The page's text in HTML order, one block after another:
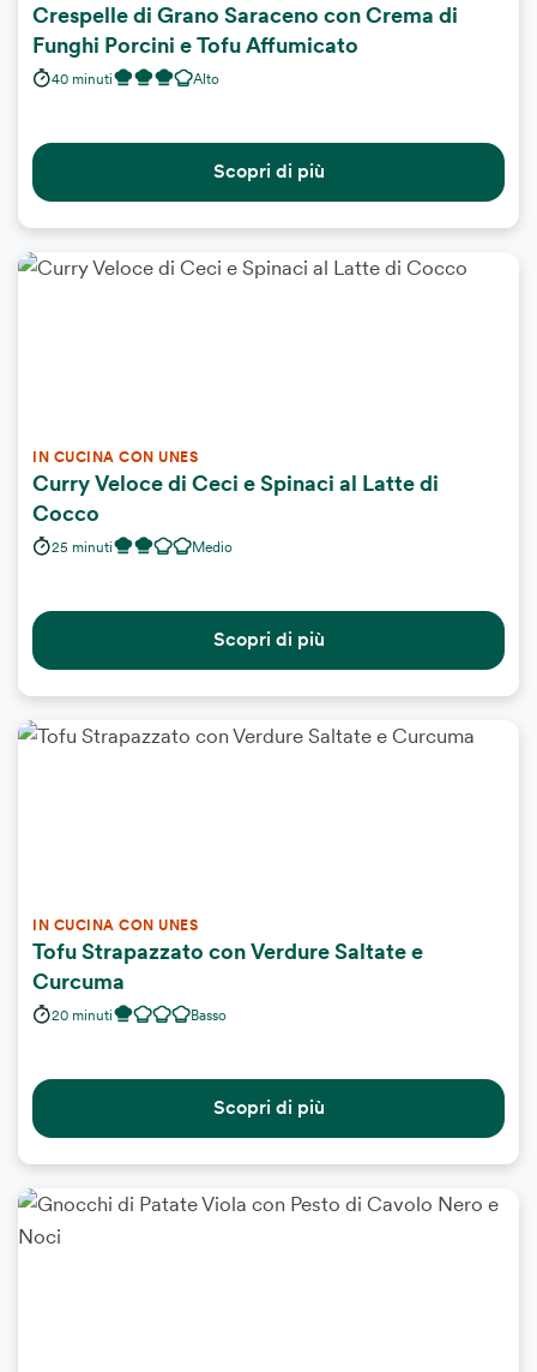
Crespelle di Grano Saraceno con Crema di
Funghi Porcini e Tofu Affumicato
40 minuti Alto
Scopri di più
IN CUCINA CON UNES
Curry Veloce di Ceci e Spinaci al Latte di
Cocco
25 minuti Medio
Scopri di più
IN CUCINA CON UNES
Tofu Strapazzato con Verdure Saltate e
Curcuma
20 minuti Basso
Scopri di più